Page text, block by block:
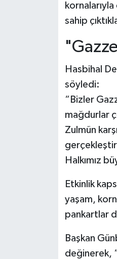
sahip
Hasbihal
söyledi:
“Bizler
mağdurlar
Zulmün
Halkımız
Etkinlik
yaşam,
pankartlar
Başkan
değinerek,